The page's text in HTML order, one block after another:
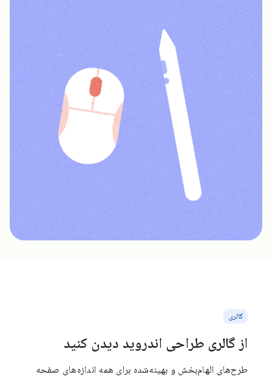
گالری
از گالری طراحی اندروید دیدن کنید
طرح‌های الهام‌بخش و بهینه‌شده برای همه اندازه‌های صفحه